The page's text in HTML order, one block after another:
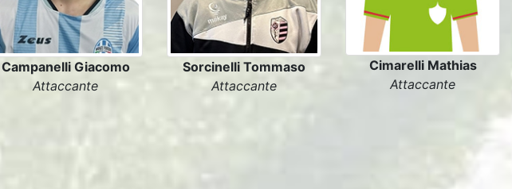
Campanelli Giacomo
Attaccante
Sorcinelli Tommaso
Attaccante
Cimarelli Mathias
Attaccante